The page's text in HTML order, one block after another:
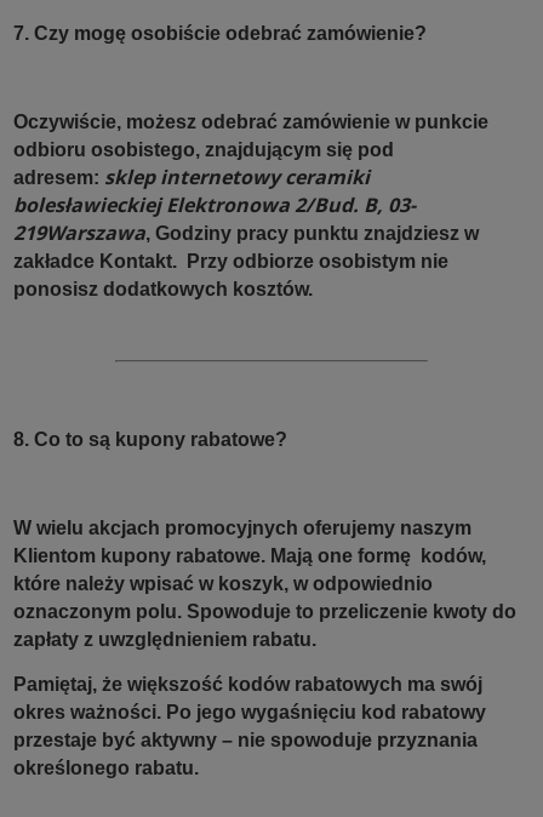
7. Czy mogę osobiście odebrać zamówienie?
Oczywiście, możesz odebrać zamówienie w punkcie
odbioru osobistego, znajdującym się pod
adresem: sklep internetowy ceramiki
bolesławieckiejElektronowa 2/Bud. B, 03-
219Warszawa, Godziny pracy punktu znajdziesz w
zakładce Kontakt.
Przy odbiorze osobistym nie
ponosisz dodatkowych kosztów.
8. Co to są kupony rabatowe?
W wielu akcjach promocyjnych oferujemy naszym
Klientom kupony rabatowe. Mają one formę kodów,
które należy wpisać w koszyk, w odpowiednio
oznaczonym polu. Spowoduje to przeliczenie kwoty do
zapłaty z uwzględnieniem rabatu.
Pamiętaj, że większość kodów rabatowych ma swój
okres ważności. Po jego wygaśnięciu kod rabatowy
przestaje być aktywny – nie spowoduje przyznania
określonego rabatu.